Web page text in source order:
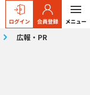
ログイン 会員登録 メニュー
広報・PR